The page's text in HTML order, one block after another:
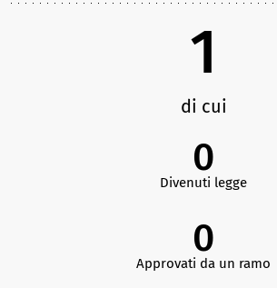
1
di cui
0
Divenuti legge
0
Approvati da un ramo